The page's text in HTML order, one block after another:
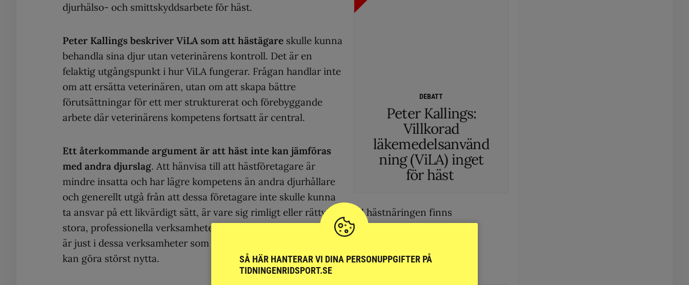
DEBATT
Peter Kallings:
Villkorad
läkemedelsanvänd
ning (ViLA) inget
för häst
djurhälso- och smittskyddsarbete för häst.
Peter Kallings beskriver ViLA som att hästägare skulle kunna
behandla sina djur utan veterinärens kontroll. Det är en
felaktig utgångspunkt i hur ViLA fungerar. Frågan handlar inte
om att ersätta veterinären, utan om att skapa bättre
förutsättningar för ett mer strukturerat och förebyggande
arbete där veterinärens kompetens fortsatt är central.
Ett återkommande argument är att häst inte kan jämföras
med andra djurslag. Att hänvisa till att hästföretagare är
mindre insatta och har lägre kompetens än andra djurhållare
och generellt utgå från att dessa företagare inte skulle kunna
ta ansvar på ett likvärdigt sätt, är vare sig rimligt eller rättvisande. I hästnäringen finns
stora, professionella verksamheter med omfattande djurhållning och hög kompetens. Det
är just i dessa verksamheter som ett strukturerat system, med tydliga krav och uppföljning,
kan göra störst nytta.
SÅ HÄR HANTERAR VI DINA PERSONUPPGIFTER PÅ
TIDNINGENRIDSPORT.SE